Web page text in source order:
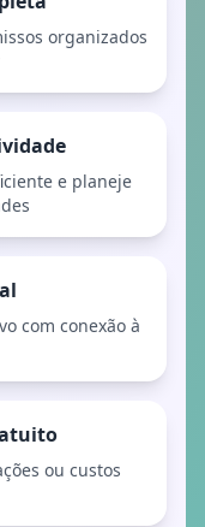
organizados
e planeje
com conexão à
ou custos